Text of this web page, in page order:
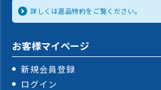
詳しくは返品特約をご覧ください。
お客様マイページ
新規会員登録
ログイン